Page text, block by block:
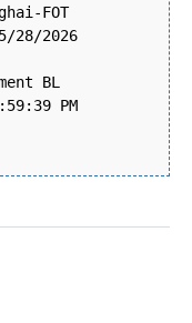
FOT
28/2026
BL
PM